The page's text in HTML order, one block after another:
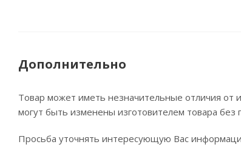
Дополнительно
Товар может иметь незначительные отличия от
могут быть изменены изготовителем товара без
Просьба уточнять интересующую Вас